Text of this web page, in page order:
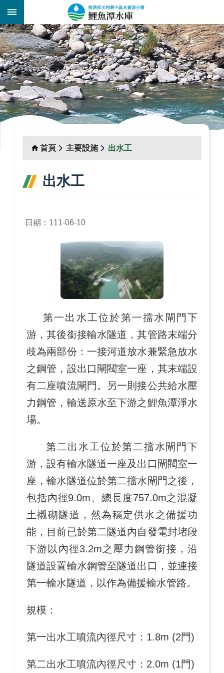
跳到主要內容區塊
::: _
:::
首頁
主要設施 出水工
出水工
日期：111-06-10
第一出水工位於第一擋水閘門下
游，其後銜接輸水隧道，其管路末端分
歧為兩部份：一接河道放水兼緊急放水
之鋼管，設出口閘閥室一座，其末端設
有二座噴流閘門。另一則接公共給水壓
力鋼管，輸送原水至下游之鯉魚潭淨水
場。
第二出水工位於第二擋水閘門下
游，設有輸水隧道一座及出口閘閥室一
座，輸水隧道位於第二擋水閘門之後，
包括內徑9.0m、總長度757.0m之混凝
土襯砌隧道，然為穩定供水之備援功
能，目前已於第二隧道內自發電封堵段
下游以內徑3.2m之壓力鋼管銜接，沿
隧道設置輸水鋼管至隧道出口，並連接
第一輸水隧道，以作為備援輸水管路。
規模：
第一出水工噴流內徑尺寸：1.8m (2門)
第二出水工噴流內徑尺寸：2.0m (1門)